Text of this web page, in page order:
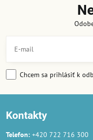
Chcem sa prihlásiť k
Kontakty
Telefon: +420 722 716 300